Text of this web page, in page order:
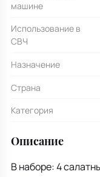
машине
Использование в
СВЧ
Назначение
Страна
Категория
Описание
В наборе: 4